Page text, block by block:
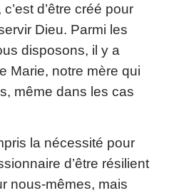
d’être créé pour
Dieu. Parmi les
disposons, il y a
Marie, notre mère qui
même dans les cas
la nécessité pour
d’être résilient
nous-mêmes, mais